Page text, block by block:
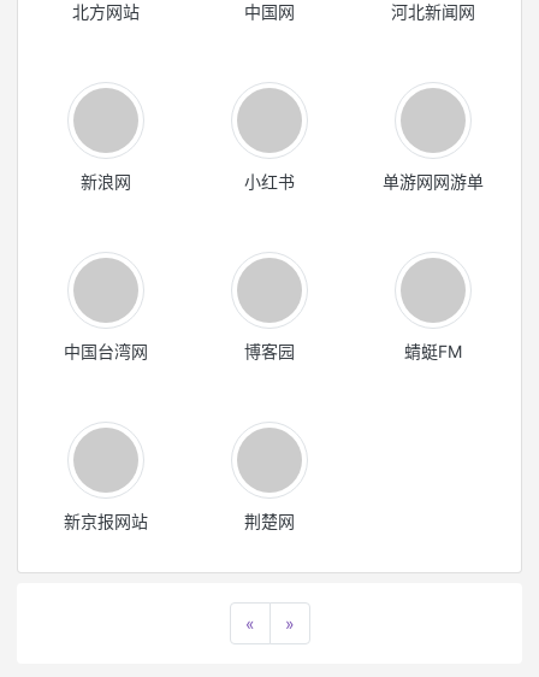
北方网站 中国网 河北新闻网
新浪网 小红书 单游网网游单
中国台湾网 博客园 蜻蜓FM
新京报网站 荆楚网
« »